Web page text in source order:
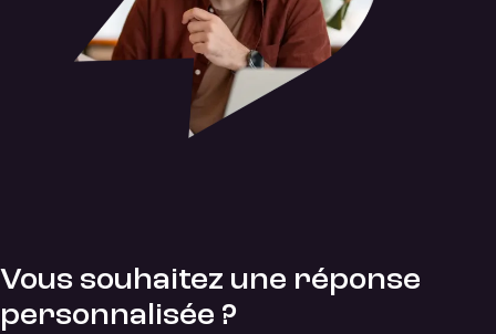
Vous souhaitez une réponse
personnalisée ?